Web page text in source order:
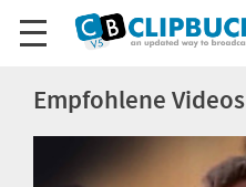
Empfohlene Videos